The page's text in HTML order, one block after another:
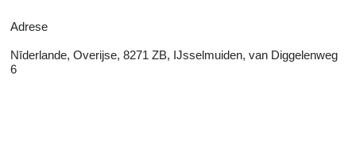
Adrese
Nīderlande, Overijse, 8271 ZB, IJsselmuiden, van Diggelenweg
6